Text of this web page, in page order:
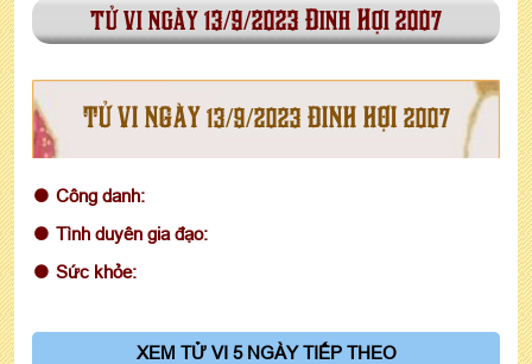
tử vi ngày 13/9/2023 Đinh Hợi 2007
TỬ VI NGÀY 13/9/2023 ĐINH HỢI 2007
Công danh:
Tình duyên gia đạo:
Sức khỏe:
XEM TỬ VI 5 NGÀY TIẾP THEO